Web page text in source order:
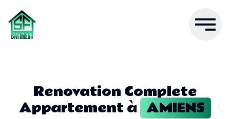
Renovation Complete
Appartementà AMIENS